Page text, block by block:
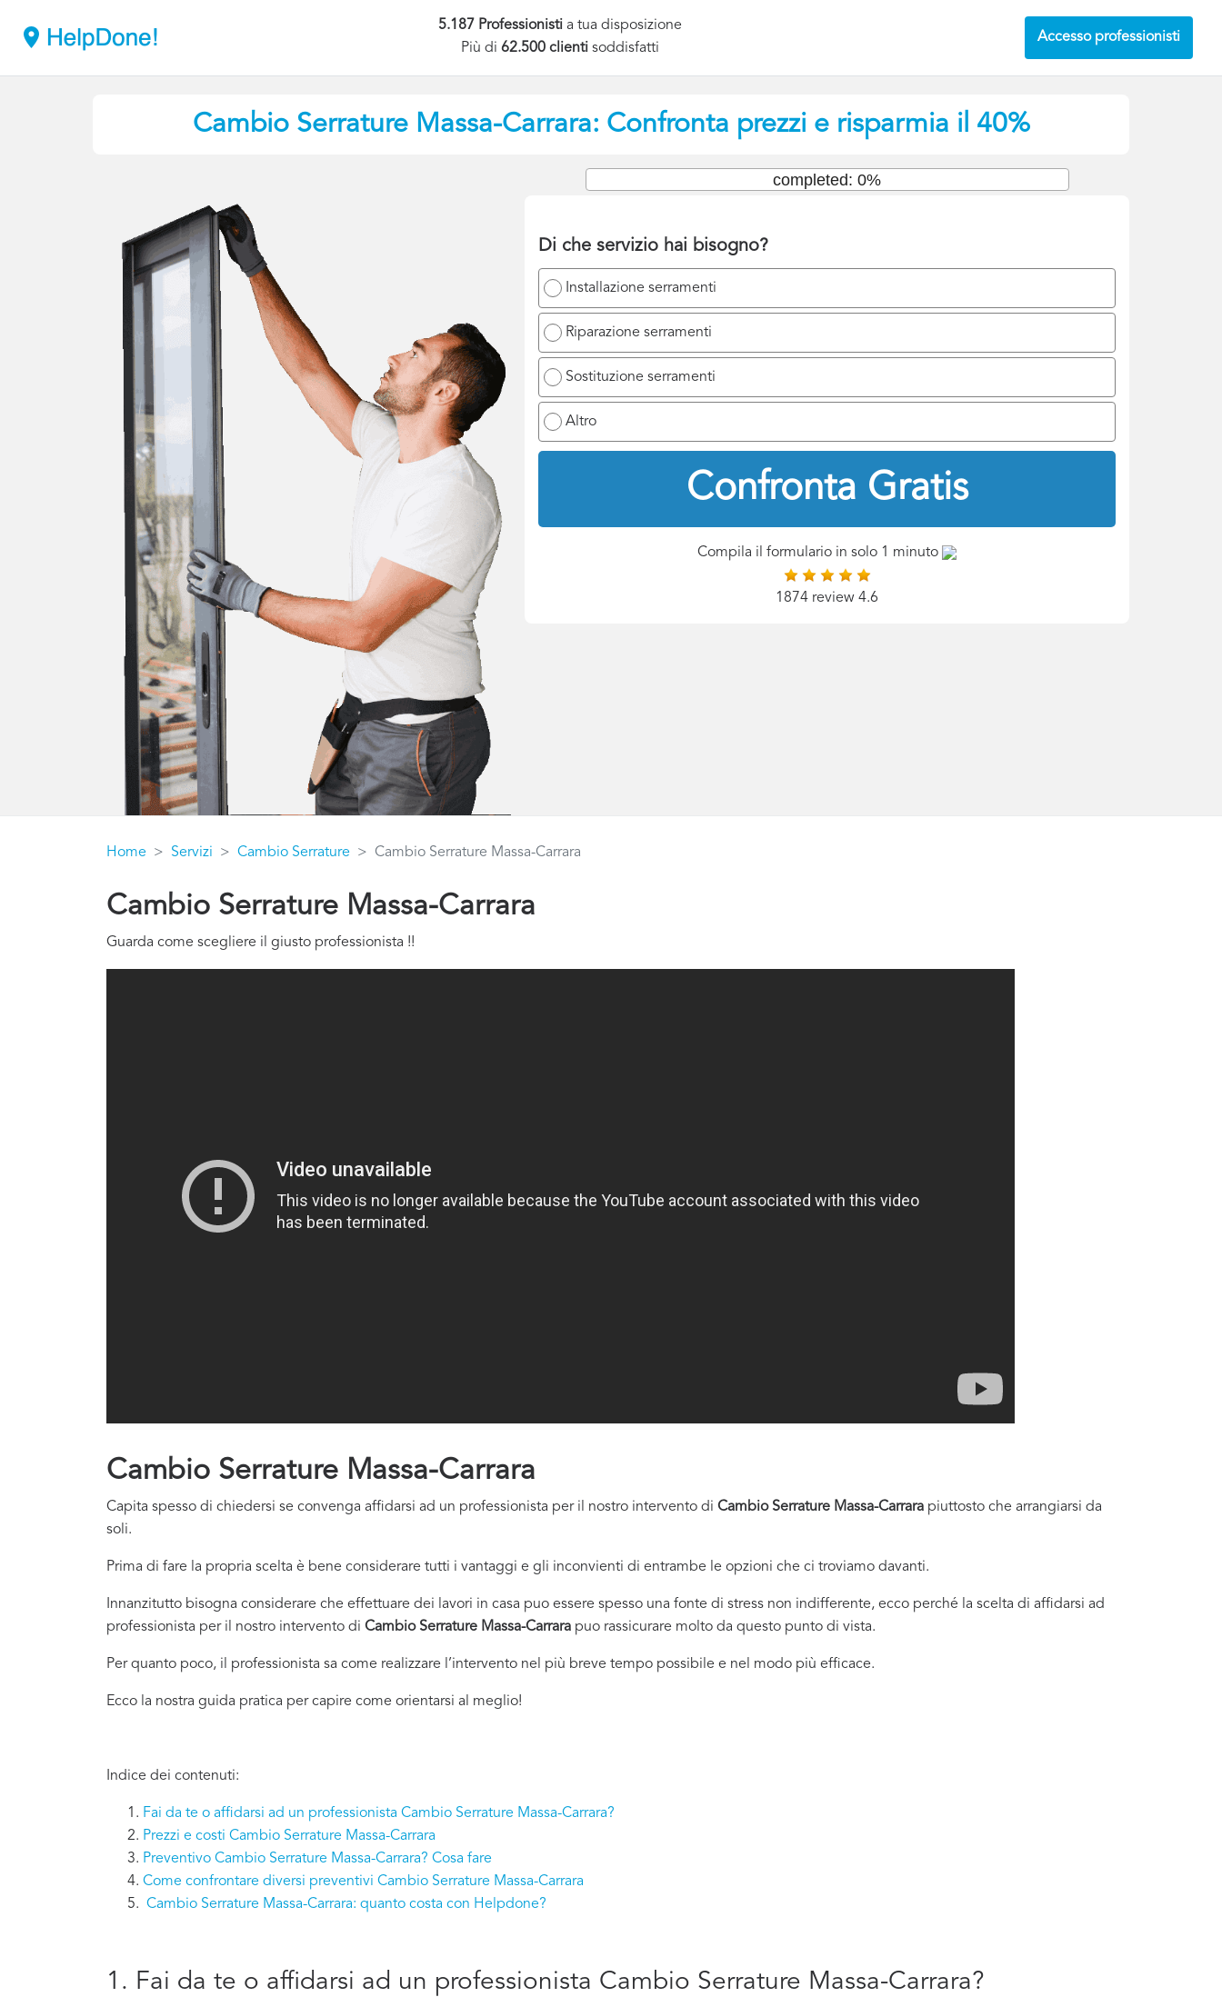
5.187 Professionisti a tua disposizione
Più di62.500 clientisoddisfatti
Accesso professionisti
Cambio Serrature Massa-Carrara: Confronta prezzi e risparmia il 40%
Di che servizio hai bisogno?
Installazione serramenti
Riparazione serramenti
Sostituzione serramenti
Altro
Confronta Gratis
completed: 0%
Compila il formulario in solo 1 minuto
1874 review 4.6
Home Servizi Cambio Serrature Cambio Serrature Massa-Carrara
Cambio Serrature Massa-Carrara
Guarda come scegliere il giusto professionista !!
Cambio Serrature Massa-Carrara
Capita spesso di chiedersi se convenga affidarsi ad un professionista per il nostro intervento di Cambio Serrature Massa-Carrara piuttosto che arrangiarsi da
soli.
Prima di fare la propria scelta è bene considerare tutti i vantaggi e gli inconvienti di entrambe le opzioni che ci troviamo davanti.
Innanzitutto bisogna considerare che effettuare dei lavori in casa puo essere spesso una fonte di stress non indifferente, ecco perché la scelta di affidarsi ad
professionista per il nostro intervento di Cambio Serrature Massa-Carrara puo rassicurare molto da questo punto di vista.
Per quanto poco, il professionista sa come realizzare l’intervento nel più breve tempo possibile e nel modo più efficace.
Ecco la nostra guida pratica per capire come orientarsi al meglio!
Indice dei contenuti:
Fai da te o affidarsi ad un professionista Cambio Serrature Massa-Carrara?
Prezzi e costi Cambio Serrature Massa-Carrara
Preventivo Cambio Serrature Massa-Carrara? Cosa fare
Come confrontare diversi preventivi Cambio Serrature Massa-Carrara
Cambio Serrature Massa-Carrara: quanto costa con Helpdone?
1. Fai da te o affidarsi ad un professionista Cambio Serrature Massa-Carrara?